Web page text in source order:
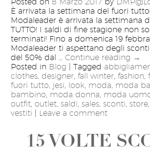
È arrivata la settimana del fuori
Modaleader è arrivata la settimana
TUTTO! I saldi di fine stagione non
terminati! Fino a domenica 19
Modaleader ti aspettano degli
del 50% dal …Continue reading →
Posted in Blog Tagged
clothes,designer,fall winter,fashion,
fuori tutto, jesi, look, moda, moda
bambino, moda donna, moda
outfit,outlet,saldi,sales,sconti,store
vestiti
Leave a comment
15 VOLTE